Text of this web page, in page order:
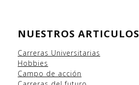
NUESTROS ARTICULOS
Carreras Universitarias
Hobbies
Campo de acción